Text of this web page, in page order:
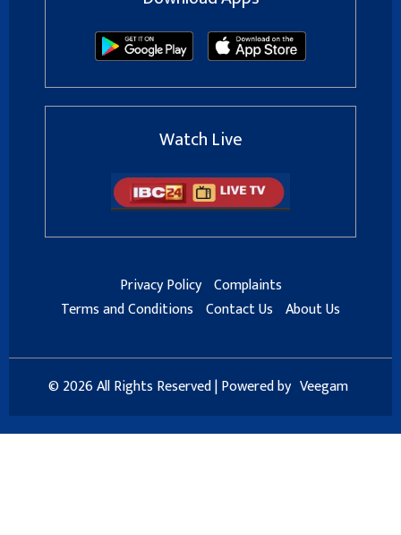
Watch Live
Privacy Policy Complaints
Terms and Conditions Contact Us About Us
© 2026 All Rights Reserved | Powered by Veegam